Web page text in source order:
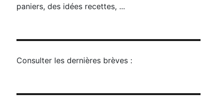
paniers, des idées recettes, ...
Consulter les dernières brèves :